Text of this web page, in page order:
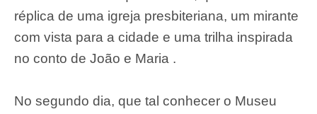
réplica de uma igreja presbiteriana, um mirante
com vista para a cidade e uma trilha inspirada
no conto de João e Maria .
No segundo dia, que tal conhecer o Museu